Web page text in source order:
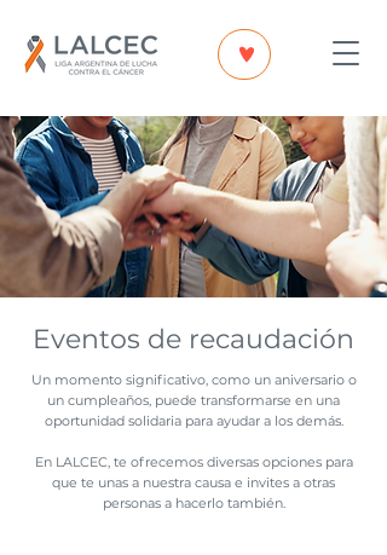
Eventos de recaudación
Un momento significativo, como un aniversario o
un cumpleaños, puede transformarse en una
oportunidad solidaria para ayudar a los demás.
En LALCEC, te ofrecemos diversas opciones para
que te unas a nuestra causa e invites a otras
personas a hacerlo también.